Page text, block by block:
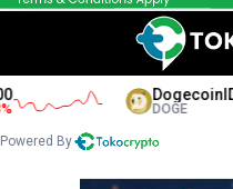
DogecoinIDR 1.244,00
DOGE
Powered By